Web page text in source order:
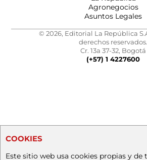
Agronegocios
Asuntos Legales
© 2026, Editorial La República
derechos reservados.
Cr. 13a 37-32, Bogotá
(+57) 1 4227600
COOKIES
Este sitio web usa cookies propias y de